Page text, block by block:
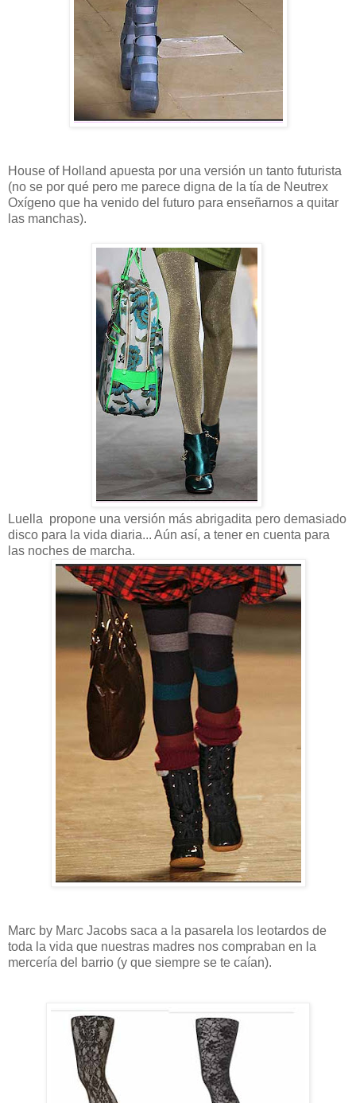
House of Holland apuesta por una versión un tanto futurista
(no se por qué pero me parece digna de la tía de Neutrex
Oxígeno que ha venido del futuro para enseñarnos a quitar
las manchas).
Luella propone una versión más abrigadita pero demasiado
disco para la vida diaria... Aún así, a tener en cuenta para
las noches de marcha.
Marc by Marc Jacobs saca a la pasarela los leotardos de
toda la vida que nuestras madres nos compraban en la
mercería del barrio (y que siempre se te caían).